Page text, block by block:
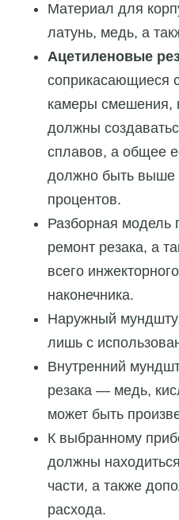
Материал для
латунь, медь, а
Ацетиленовые
соприкасающиеся
камеры смешения,
должны
сплавов, а общее
должно быть выше
процентов.
Разборная модель
ремонт резака, а
всего
наконечника.
Наружный
лишь с
Внутренний
резака — медь,
может быть
К выбранному
должны
части, а также
расхода.